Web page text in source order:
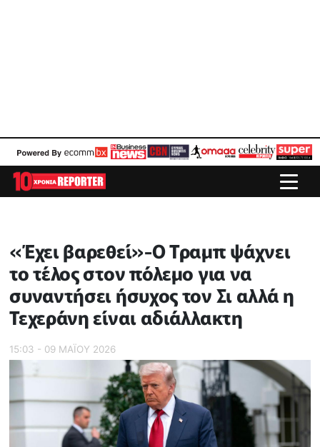
«Έχει βαρεθεί»-Ο Τραμπ ψάχνει
το τέλος στον πόλεμο για να
συναντήσει ήσυχος τον Σι αλλά η
Τεχεράνη είναι αδιάλλακτη
15:03 - 09 ΜΑΪ́ΟΥ 2026